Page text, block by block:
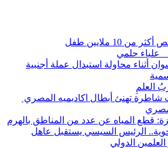
10 ملايين طفل
علياء حلمي
أثناء محاولة استبدال عملة أجنبية
العلمِ
شاطرة تهنئ أبطال اكاديميه المصري
قطع المياه عن عدد من المناطق بالهرم
الرئيس السيسي يستقبل عاهل
الدولي